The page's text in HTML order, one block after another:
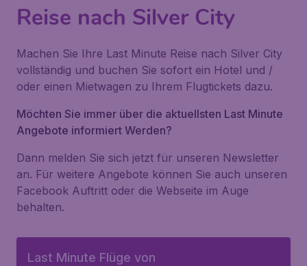
Reise nach Silver City
Machen Sie Ihre Last Minute Reise nach Silver City
vollständig und buchen Sie sofort ein Hotel und /
oder einen Mietwagen zu Ihrem Flugtickets dazu.
Möchten Sie immer über die aktuellsten Last Minute
Angebote informiert Werden?
Dann melden Sie sich jetzt für unseren Newsletter
an. Für weitere Angebote können Sie auch unseren
Facebook Auftritt oder die Webseite im Auge
behalten.
Last Minute Flüge von